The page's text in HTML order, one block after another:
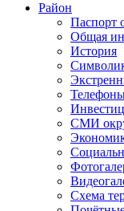
Район
Паспорт
Общая
История
СМИ
Схема